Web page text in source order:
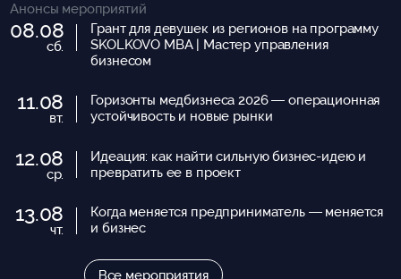
Анонсы мероприятий
08.08
сб.
Грант для девушек из регионов на программу
SKOLKOVO MBA | Мастер управления
бизнесом
11.08
вт.
Горизонты медбизнеса 2026 — операционная
устойчивость и новые рынки
12.08
ср.
Идеация: как найти сильную бизнес-идею и
превратить ее в проект
13.08
чт.
Когда меняется предприниматель — меняется
и бизнес
Все мероприятия